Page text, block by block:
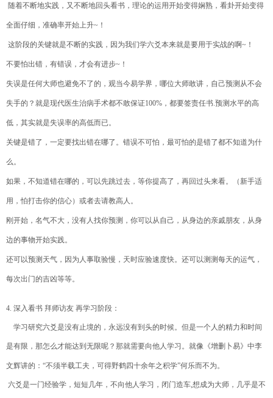
随着不断地实践，又不断地回头看书，理论的运用开始变得娴熟，看卦开始变得
全面仔细，准确率开始上升~ ！
这阶段的关键就是不断的实践，因为我们学六爻本来就是要用于实战的啊~ ！
不要怕出错，有错误，才会有进步~ ！
失误是任何大师也避免不了的，观当今易学界，哪位大师敢讲，自己预测从不会
失手的？就是现代医生治病手术都不敢保证100% ，都要签责任书 预测水平的高
低，其实就是失误率的高低而已。
关键是错了，一定要找出错在哪了。错误不可怕，最可怕的是错了都不知道为什
么。
如果，不知道错在哪的，可以先跳过去，等你提高了，再回过头来看。（新手适
用，怕打击你的信心）或者去请教高人。
刚开始，名气不大，没有人找你预测，你可以从自己，从身边的亲戚朋友，从身
边的事物开始实践。
还可以预测天气，因为人事取验慢，天时应验速度快。还可以测测每天的运气，
每次出门的吉凶等等。
4. 深入看书 拜师访友 再学习阶段：
学习研究六爻是没有止境的，永远没有到头的时候。但是一个人的精力和时间
是有限，那怎么才能达到无限呢？那就需要向他人学习。就像《增删卜易》中李
文辉讲的： “不须半载工夫，可得野鹤四十余年之积学”何乐而不为。
六爻是一门经验学，短短几年，不向他人学习，闭门造车 想成为大师，几乎是不